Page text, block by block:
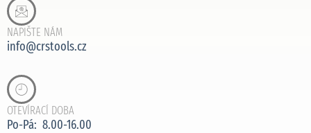
NAPIŠTE NÁM
info@crstools.cz
OTEVÍRACÍ DOBA
Po-Pá: 8.00-16.00